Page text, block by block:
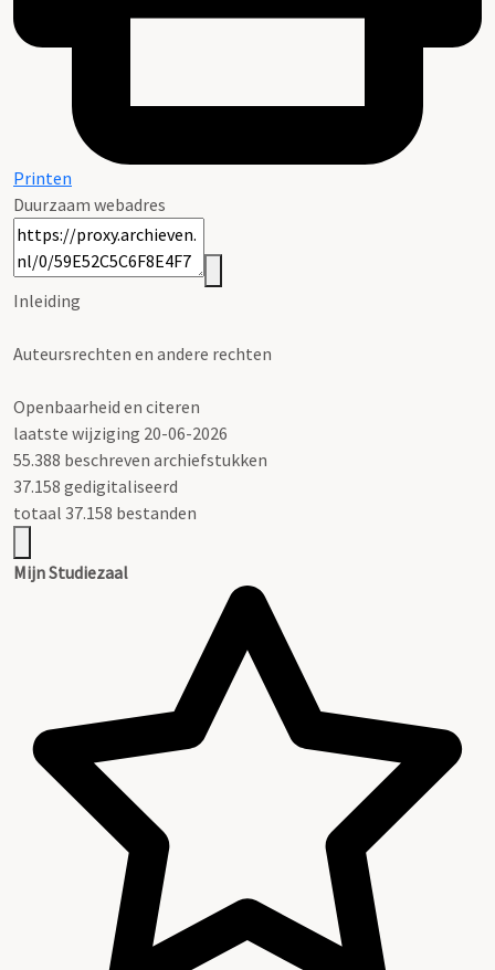
Printen
Duurzaam webadres
Inleiding
Auteursrechten en andere rechten
Openbaarheid en citeren
laatste wijziging 20-06-2026
55.388 beschreven archiefstukken
37.158 gedigitaliseerd
totaal 37.158 bestanden
Mijn Studiezaal